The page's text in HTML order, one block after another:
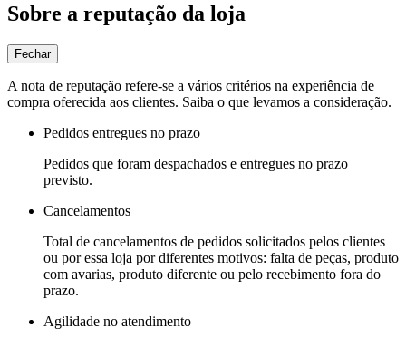
Sobre a reputação da loja
Fechar
A nota de reputação refere-se a vários critérios na experiência de
compra oferecida aos clientes. Saiba o que levamos a consideração.
Pedidos entregues no prazo
Pedidos que foram despachados e entregues no prazo
previsto.
Cancelamentos
Total de cancelamentos de pedidos solicitados pelos clientes
ou por essa loja por diferentes motivos: falta de peças, produto
com avarias, produto diferente ou pelo recebimento fora do
prazo.
Agilidade no atendimento